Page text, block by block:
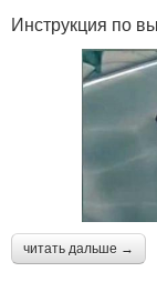
Инструкция по
читать дальше →